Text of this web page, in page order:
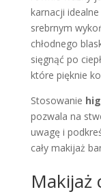
karnacji
srebrnym
chłodnego
sięgnąć po
które pięknie
Stosowanie
pozwala na
uwagę i
cały makijaż
Makijaż